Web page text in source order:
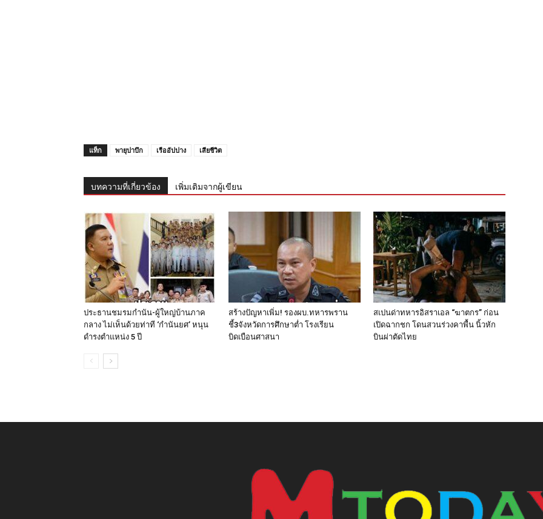
แท็ก พายุปาบึก เรืออัปปาง เสียชีวิต
บทความที่เกี่ยวข้อง เพิ่มเติมจากผู้เขียน
ประธานชมรมกำนัน-ผู้ใหญ่บ้านภาค
กลาง ไม่เห็นด้วยท่าที ‘กำนันยศ’ หนุน
ดำรงตำแหน่ง 5 ปี
สร้างปัญหาเพิ่ม! รองผบ.ทหารพราน
ชี้3จังหวัดการศึกษาต่ำ โรงเรียน
บิดเบือนศาสนา
สเปนด่าทหารอิสราเอล “ฆาตกร” ก่อน
เปิดฉากชก โดนสวนร่วงคาพื้น นิ้วหัก
บินผ่าตัดไทย